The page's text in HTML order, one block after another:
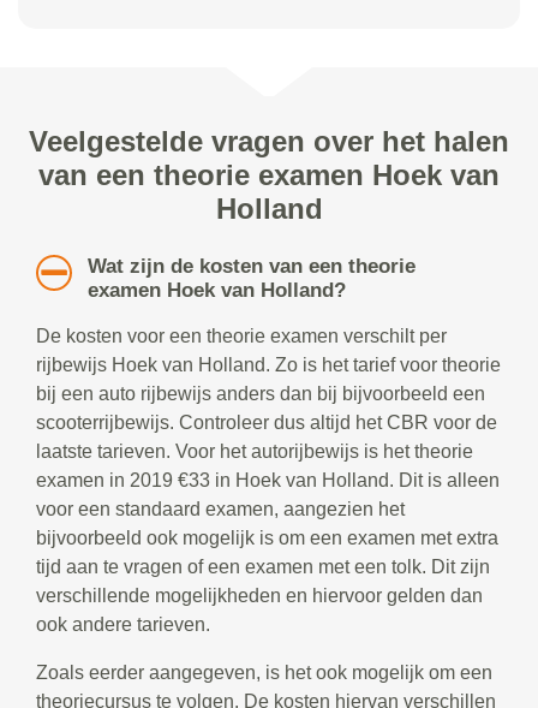
Veelgestelde vragen over het halen
van een theorie examen Hoek van
Holland
Wat zijn de kosten van een theorie
examen Hoek van Holland?
De kosten voor een theorie examen verschilt per
rijbewijs Hoek van Holland. Zo is het tarief voor theorie
bij een auto rijbewijs anders dan bij bijvoorbeeld een
scooterrijbewijs. Controleer dus altijd het CBR voor de
laatste tarieven. Voor het autorijbewijs is het theorie
examen in 2019 €33 in Hoek van Holland. Dit is alleen
voor een standaard examen, aangezien het
bijvoorbeeld ook mogelijk is om een examen met extra
tijd aan te vragen of een examen met een tolk. Dit zijn
verschillende mogelijkheden en hiervoor gelden dan
ook andere tarieven.
Zoals eerder aangegeven, is het ook mogelijk om een
theoriecursus te volgen. De kosten hiervan verschillen